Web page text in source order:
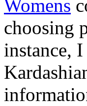
Womens
choosing
instance,